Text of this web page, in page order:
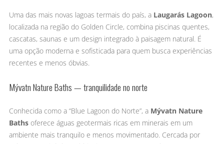
Uma das mais novas lagoas termais do país, a Laugarás Lagoon,
localizada na região do Golden Circle, combina piscinas quentes,
cascatas, saunas e um design integrado à paisagem natural. É
uma opção moderna e sofisticada para quem busca experiências
recentes e menos óbvias.
Mývatn Nature Baths — tranquilidade no norte
Conhecida como a “Blue Lagoon do Norte”, a Mývatn Nature
Bathsoferece águas geotermais ricas em minerais em um
ambiente mais tranquilo e menos movimentado. Cercada por